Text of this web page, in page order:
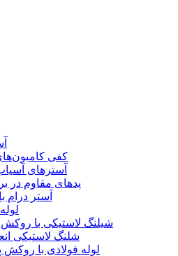
کفی
آسترهای
پدهای مقاوم در
آستر درام
شیلنگ لاستیکی با
شلنگ لاستیکی
لوله فولادی با روکش